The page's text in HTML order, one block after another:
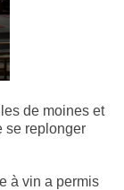
de moines et
se replonger
à vin a permis